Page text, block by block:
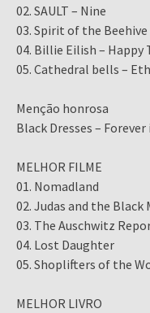
02. SAULT – Nine
03. Spirit of the
04. Billie Eilish – Happy
05. Cathedral bells –
Menção honrosa
Black Dresses –
MELHOR FILME
01. Nomadland
02. Judas and the Black
03. The Auschwitz
04. Lost Daughter
05. Shoplifters of the
MELHOR LIVRO